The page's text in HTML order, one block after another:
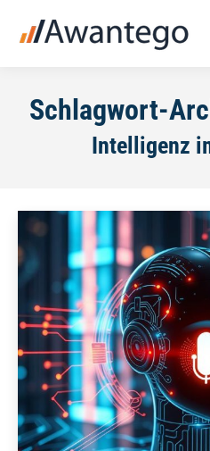
Schlagwort-
Intelligenz